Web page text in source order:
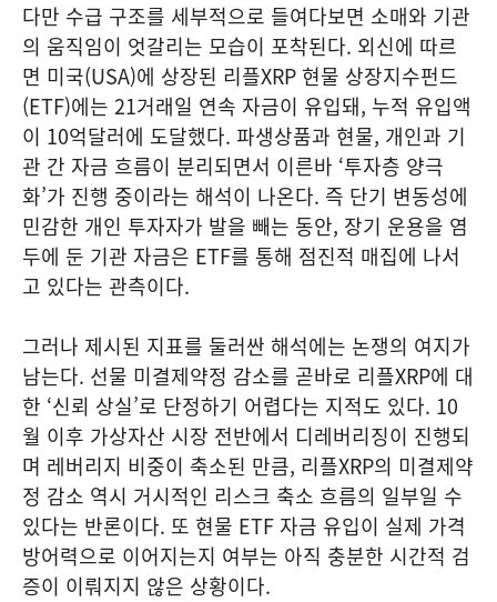
다만 수급 구조를 세부적으로 들여다보면 소매와 기관
의 움직임이 엇갈리는 모습이 포착된다. 외신에 따르
면 미국(USA)에 상장된 리플XRP 현물 상장지수펀드
(ETF)에는 21거래일 연속 자금이 유입돼, 누적 유입액
이 10억달러에 도달했다. 파생상품과 현물, 개인과 기
관 간 자금 흐름이 분리되면서 이른바 ‘투자층 양극
화’가 진행 중이라는 해석이 나온다. 즉 단기 변동성에
민감한 개인 투자자가 발을 빼는 동안, 장기 운용을 염
두에 둔 기관 자금은 ETF를 통해 점진적 매집에 나서
고 있다는 관측이다.
그러나 제시된 지표를 둘러싼 해석에는 논쟁의 여지가
남는다. 선물 미결제약정 감소를 곧바로 리플XRP에 대
한 ‘신뢰 상실’로 단정하기 어렵다는 지적도 있다. 10
월 이후 가상자산 시장 전반에서 디레버리징이 진행되
며 레버리지 비중이 축소된 만큼, 리플XRP의 미결제약
정 감소 역시 거시적인 리스크 축소 흐름의 일부일 수
있다는 반론이다. 또 현물 ETF 자금 유입이 실제 가격
방어력으로 이어지는지 여부는 아직 충분한 시간적 검
증이 이뤄지지 않은 상황이다.